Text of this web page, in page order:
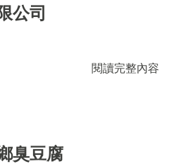
公司
閱讀完整內容
臭豆腐